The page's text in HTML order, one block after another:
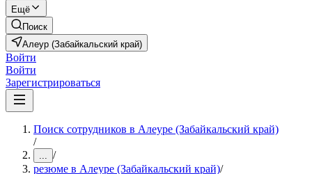
Ещё
Поиск
Алеур (Забайкальский край)
Войти
Войти
Зарегистрироваться
Поиск сотрудников в Алеуре (Забайкальский край)
/
... /
резюме в Алеуре (Забайкальский край)/